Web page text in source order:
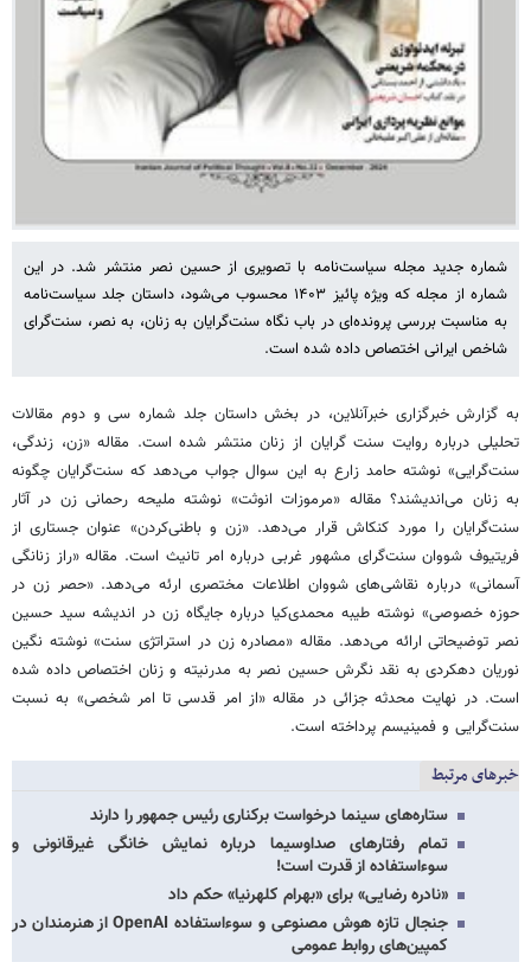
شماره جدید مجله سیاست‌نامه با تصویری از حسین نصر منتشر شد. در این
شماره از مجله که ویژه پائیز ۱۴۰۳ محسوب می‌شود، داستان جلد سیاست‌نامه
به مناسبت بررسی پرونده‌ای در باب نگاه سنت‌گرایان به زنان، به نصر، سنت‌گرای
شاخص ایرانی اختصاص داده شده است.
به گزارش خبرگزاری خبرآنلاین، در بخش داستان جلد شماره سی و دوم مقالات
تحلیلی درباره روایت سنت گرایان از زنان منتشر شده است. مقاله «زن، زندگی،
سنت‌گرایی» نوشته حامد زارع به این سوال جواب می‌دهد که سنت‌گرایان چگونه
به زنان می‌اندیشند؟ مقاله «مرموزات انوثت» نوشته ملیحه رحمانی زن در آثار
سنت‌گرایان را مورد کنکاش قرار می‌دهد. «زن و باطنی‌کردن» عنوان جستاری از
فریتیوف شووان سنت‌گرای مشهور غربی درباره امر تانیث است. مقاله «راز زنانگی
آسمانی» درباره نقاشی‌های شووان اطلاعات مختصری ارئه‌ می‌دهد. «حصر زن در
حوزه خصوصی» نوشته طیبه محمدی‌کیا درباره جایگاه زن در اندیشه سید حسین
نصر توضیحاتی ارائه می‌دهد. مقاله «مصادره زن در استراتژی سنت» نوشته نگین
نوریان دهکردی به نقد نگرش حسین نصر به مدرنیته و زنان اختصاص داده شده
است. در نهایت محدثه جزائی در مقاله «از امر قدسی تا امر شخصی» به نسبت
سنت‌گرایی و فمینیسم پرداخته است.
خبرهای مرتبط
ستاره‌های سینما درخواست برکناری رئیس جمهور را دارند
تمام رفتارهای صداوسیما درباره نمایش خانگی غیرقانونی و
سوءاستفاده از قدرت است!
«نادره رضایی» برای «بهرام کلهرنیا» حکم داد
جنجال تازه هوش مصنوعی و سوءاستفاده OpenAI از هنرمندان در
کمپین‌های روابط عمومی